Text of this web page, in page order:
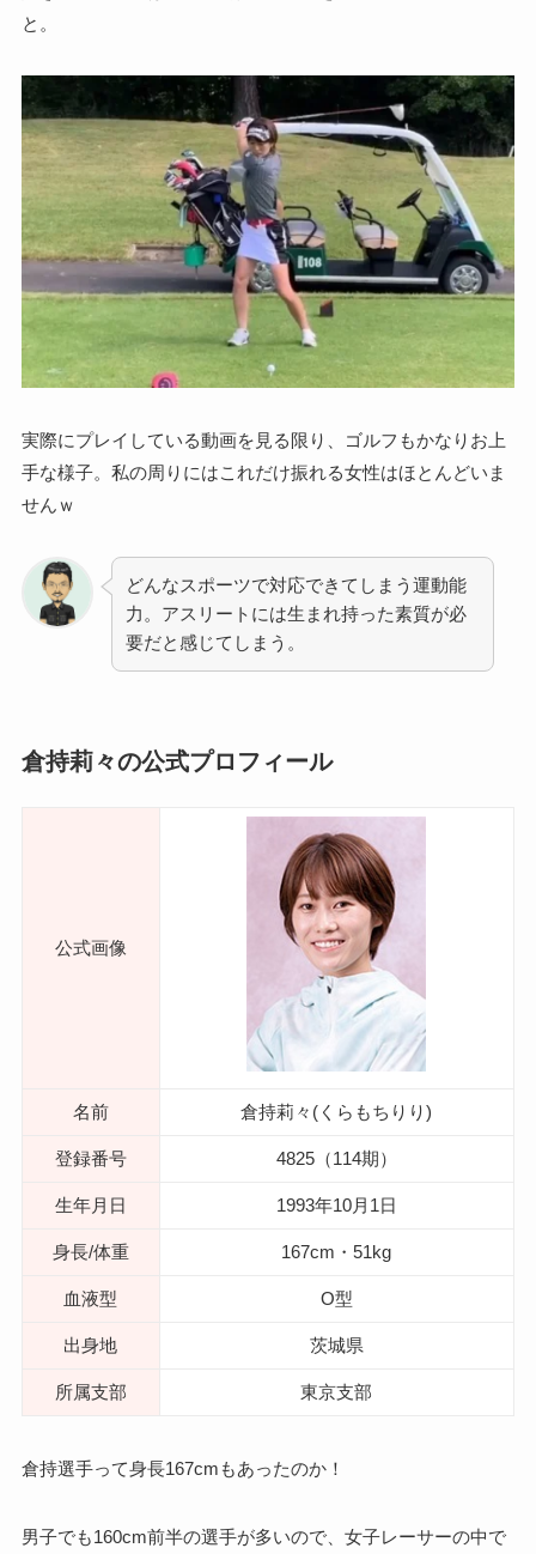
と。
実際にプレイしている動画を見る限り、ゴルフもかなりお上
手な様子。私の周りにはこれだけ振れる女性はほとんどいま
せんｗ
どんなスポーツで対応できてしまう運動能
力。アスリートには生まれ持った素質が必
要だと感じてしまう。
倉持莉々の公式プロフィール
公式画像
名前 倉持莉々(くらもちりり)
登録番号 4825（114期）
生年月日 1993年10月1日
身長/体重 167cm・51kg
血液型 O型
出身地 茨城県
所属支部 東京支部
倉持選手って身長167cmもあったのか！
男子でも160cm前半の選手が多いので、女子レーサーの中で